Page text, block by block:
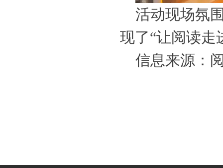
活动现场氛
现了“让阅读走
信息来源：